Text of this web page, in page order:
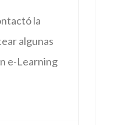
la
algunas
e-Learning